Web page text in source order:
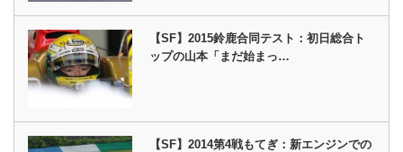
【SF】2015鈴鹿合同テスト：初日総合ト
ップの山本「まだ始まっ…
【SF】2014第4戦もてぎ：新エンジンでの